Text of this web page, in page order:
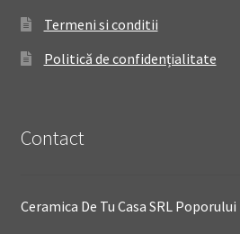
Termeni si conditii
Politică de confidențialitate
Contact
Ceramica De Tu Casa SRL